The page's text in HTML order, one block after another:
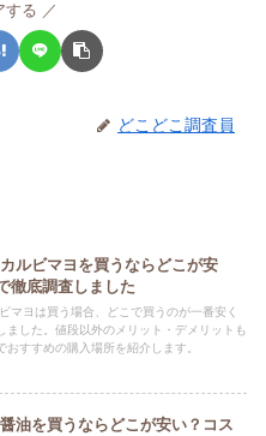
する
どこどこ調査員
ルビマヨを買うならどこが安
徹底調査しました
マヨは買う場合、どこで買うのが一番安く
ました。値段以外のメリット・デメリットも
おすすめの購入場所を紹介します。
油を買うならどこが安い？コス